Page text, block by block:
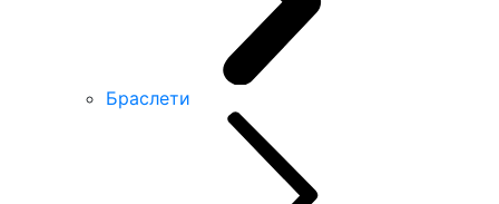
Браслети